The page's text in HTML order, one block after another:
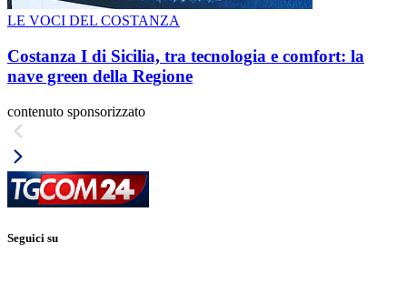
LE VOCI DEL COSTANZA
Costanza I di Sicilia, tra tecnologia e comfort: la
nave green della Regione
contenuto sponsorizzato
Seguici su